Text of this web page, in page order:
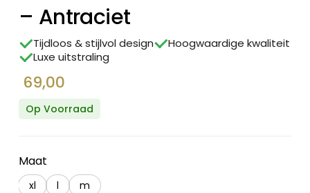
– Antraciet
Tijdloos & stijlvol design
Hoogwaardige kwaliteit
Luxe uitstraling
69,00
Op Voorraad
Maat
xl l
m